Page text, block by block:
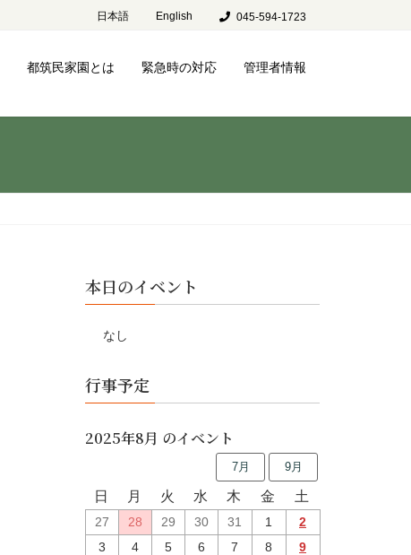
日本語 English 045-594-1723
都筑民家園とは 緊急時の対応 管理者情報
本日のイベント
なし
行事予定
2025年8月 のイベント
7月 9月
日 月 火 水 木 金 土
27 28 29 30 31 1
2
3
4 5 6 7 8
9